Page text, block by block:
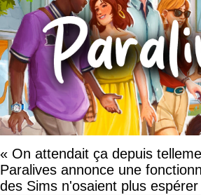
« On attendait ça depuis
Paralives annonce une
des Sims n'osaient plus espérer